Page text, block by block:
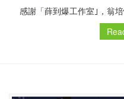
感謝「薛到爆工作室｣，翁